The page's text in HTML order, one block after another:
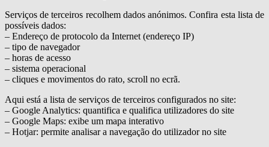
Serviços de terceiros recolhem dados anónimos. Confira esta lista de
possíveis dados:
– Endereço de protocolo da Internet (endereço IP)
– tipo de navegador
– horas de acesso
– sistema operacional
– cliques e movimentos do rato, scroll no ecrã.
Aqui está a lista de serviços de terceiros configurados no site:
– Google Analytics: quantifica e qualifica utilizadores do site
– Google Maps: exibe um mapa interativo
– Hotjar: permite analisar a navegação do utilizador no site